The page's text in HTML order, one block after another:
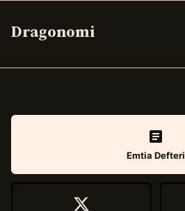
Dragonomi
Emtia Defteri